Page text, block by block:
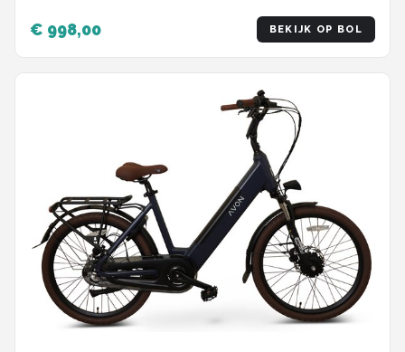
€ 998,00 BEKIJK OP BOL